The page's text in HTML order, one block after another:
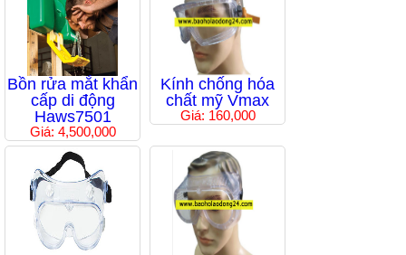
Bồn rửa mắt khẩn
cấp di động
Haws7501
Giá: 4,500,000
Kính chống hóa
chất mỹ Vmax
Giá: 160,000